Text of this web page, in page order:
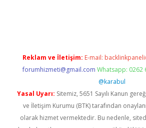
Reklam ve İletişim: E-mail:
forumhizmeti@gmail.com Whatsapp: 0262
@karabul
Yasal Uyarı: Sitemiz, 5651 Sayılı Kanun
ve İletişim Kurumu (BTK) tarafından
olarak hizmet vermektedir. Bu nedenle,